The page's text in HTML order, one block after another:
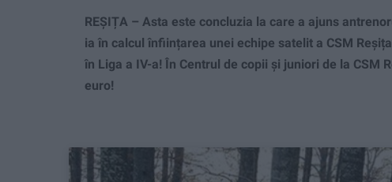
REȘIȚA – Asta este concluzia la care a ajuns
ia în calcul înființarea unei echipe satelit a CSM
în Liga a IV-a! În Centrul de copii și juniori de la CSM
euro!